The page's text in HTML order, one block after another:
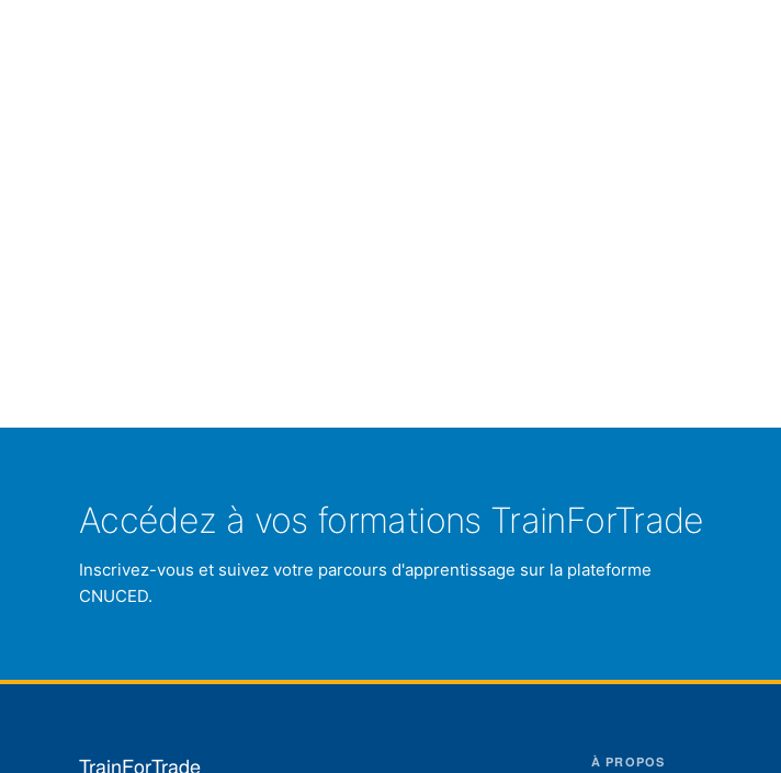
Accédez à vos formations TrainForTrade
Inscrivez-vous et suivez votre parcours d'apprentissage sur la plateforme
CNUCED.
À PROPOS